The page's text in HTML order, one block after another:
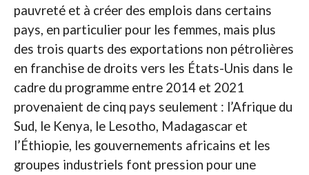
pauvreté et à créer des emplois dans certains
pays, en particulier pour les femmes, mais plus
des trois quarts des exportations non pétrolières
en franchise de droits vers les États-Unis dans le
cadre du programme entre 2014 et 2021
provenaient de cinq pays seulement : l’Afrique du
Sud, le Kenya, le Lesotho, Madagascar et
l’Éthiopie, les gouvernements africains et les
groupes industriels font pression pour une